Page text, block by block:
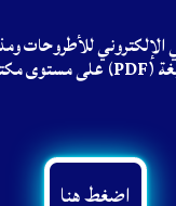
الإلكتروني للأطروحات
(PDF) على مستوى
اضغط هنا